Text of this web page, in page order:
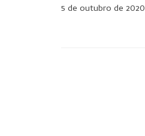
5 de outubro de 2020